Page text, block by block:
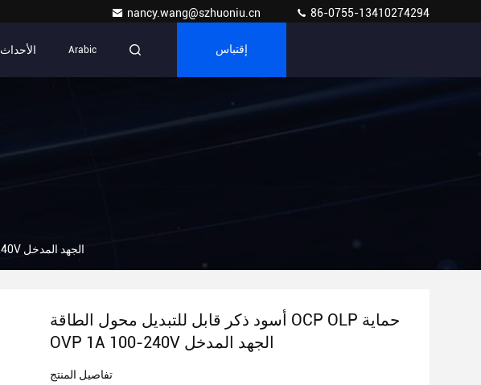
nancy.wang@szhuoniu.cn 86-0755-13410274294
الأحداث Arabic إقتباس
أسود ذكر قابل للتبديل محول الطاقة OCP OLP حماية OVP 1A 100-240V الجهد المدخل
أسود ذكر قابل للتبديل محول الطاقة OCP OLP حماية
OVP 1A 100-240V الجهد المدخل
تفاصيل المنتج